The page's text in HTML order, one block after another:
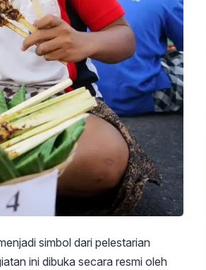
simbol dari pelestarian
ini dibuka secara resmi oleh